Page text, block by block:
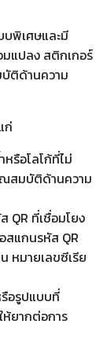
พิเศษและมี
แปลง สติกเกอร์
ติด้านความ
ก่
รือโลโก้ที่ไม่
สมบัติด้านความ
QR ที่เชื่อมโยง
สแกนรหัส QR
หมายเลขซีเรีย
อรูปแบบที่
ยากต่อการ